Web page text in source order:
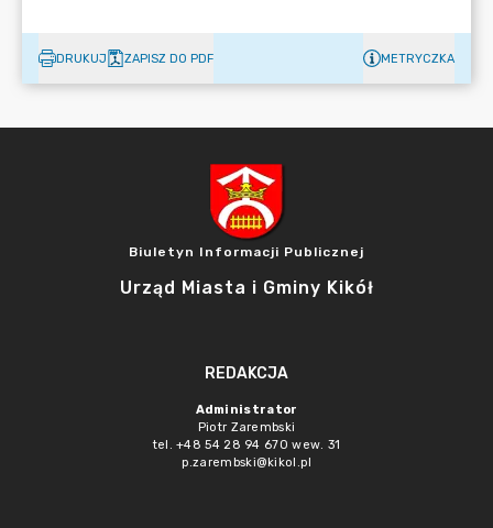
DRUKUJ ZAPISZ DO PDF METRYCZKA
Biuletyn Informacji Publicznej
Urząd Miasta i Gminy Kikół
REDAKCJA
Administrator
Piotr Zarembski
tel. +48 54 28 94 670 wew. 31
p.zarembski@kikol.pl